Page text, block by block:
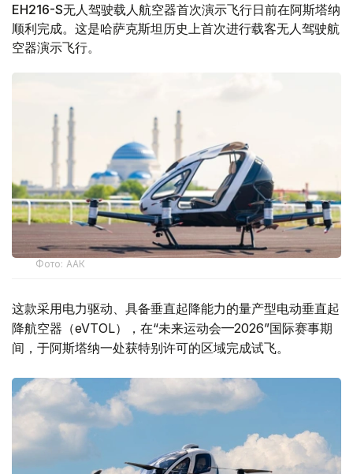
EH216-S无人驾驶载人航空器首次演示飞行日前在阿斯塔纳
顺利完成。这是哈萨克斯坦历史上首次进行载客无人驾驶航
空器演示飞行。
Фото: ААК
这款采用电力驱动、具备垂直起降能力的量产型电动垂直起
降航空器（eVTOL），在“未来运动会—2026”国际赛事期
间，于阿斯塔纳一处获特别许可的区域完成试飞。